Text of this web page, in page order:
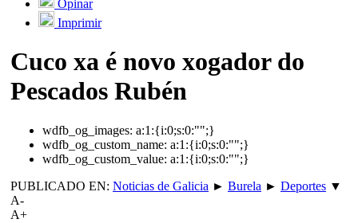
Opinar
Imprimir
Cuco xa é novo xogador do
Pescados Rubén
wdfb_og_images: a:1:{i:0;s:0:"";}
wdfb_og_custom_name: a:1:{i:0;s:0:"";}
wdfb_og_custom_value: a:1:{i:0;s:0:"";}
PUBLICADO EN: Noticias de Galicia ► Burela ► Deportes ▼
A-
A+